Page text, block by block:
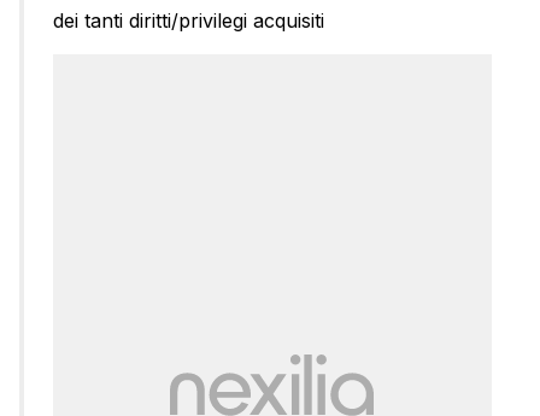
dei tanti diritti/privilegi acquisiti